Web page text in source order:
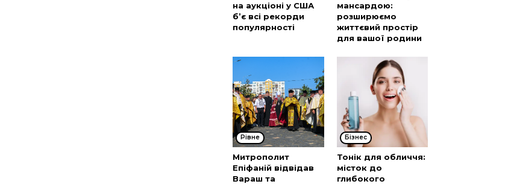
на аукціоні у США
б’є всі рекорди
популярності
мансардою:
розширюємо
життєвий простір
для вашої родини
Рівне
Митрополит
Епіфаній відвідав
Вараш та
Бізнес
Тонік для обличчя:
місток до
глибокого